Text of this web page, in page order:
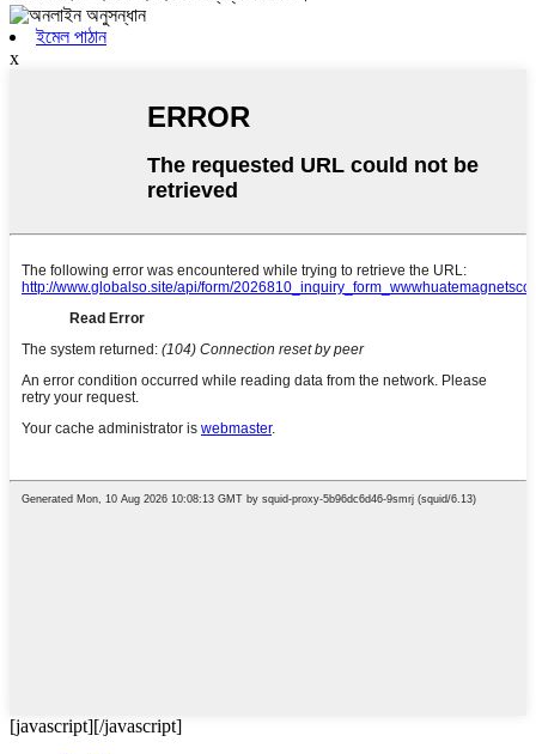
ইমেল পাঠান
x
[javascript][/javascript]